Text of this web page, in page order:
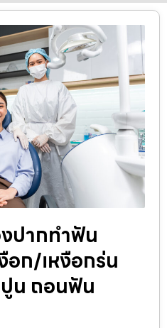
ปากทำฟัน
อก/เหงือกร่น
น ถอนฟัน